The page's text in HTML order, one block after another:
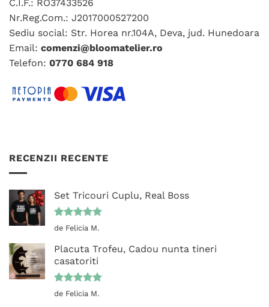
C.I.F.: RO37433526
Nr.Reg.Com.: J2017000527200
Sediu social: Str. Horea nr.104A, Deva, jud. Hunedoara
Email: comenzi@bloomatelier.ro
Telefon: 0770 684 918
RECENZII RECENTE
Set Tricouri Cuplu, Real Boss
Evaluat la
de Felicia M.
Placuta Trofeu, Cadou nunta tineri
casatoriti
Evaluat la
de Felicia M.